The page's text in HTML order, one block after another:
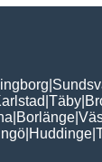
Täby
Borlänge
Huddinge